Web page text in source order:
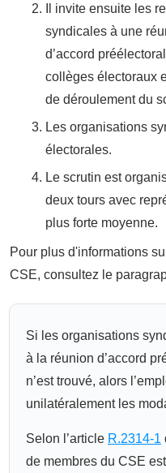
Il invite ensuite les
syndicales à une
d’accord
collèges électoraux
de déroulement du
Les organisations
électorales.
Le scrutin est
deux tours avec
plus forte moyenne.
Pour plus d'informations
CSE, consultez le
Si les organisations
à la réunion d’accord
n’est trouvé, alors
unilatéralement les
Selon l’article R.2314-1
de membres du CSE